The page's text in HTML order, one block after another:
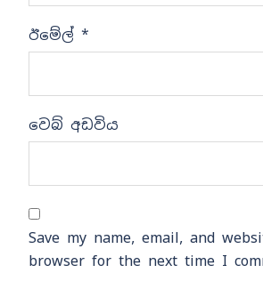
ඊමේල් *
වෙබ් අඩවිය
Save my name, email, and
browser for the next time I